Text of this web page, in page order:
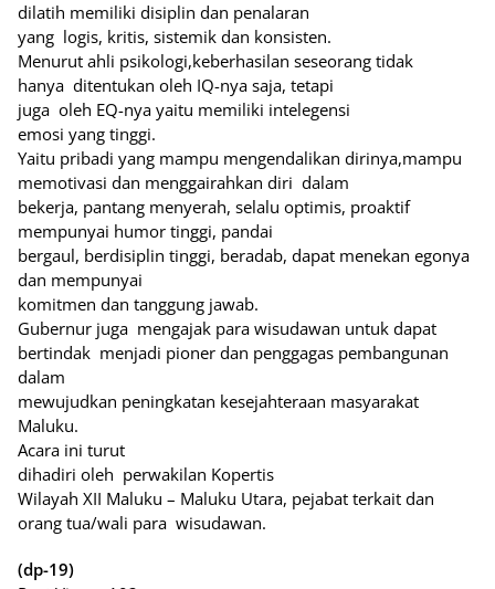
dilatih memiliki disiplin dan penalaran
yang logis, kritis, sistemik dan konsisten.
Menurut ahli psikologi,keberhasilan seseorang tidak
hanya ditentukan oleh IQ-nya saja, tetapi
juga oleh EQ-nya yaitu memiliki intelegensi
emosi yang tinggi.
Yaitu pribadi yang mampu mengendalikan dirinya,mampu
memotivasi dan menggairahkan diri dalam
bekerja, pantang menyerah, selalu optimis, proaktif
mempunyai humor tinggi, pandai
bergaul, berdisiplin tinggi, beradab, dapat menekan egonya
dan mempunyai
komitmen dan tanggung jawab.
Gubernur juga mengajak para wisudawan untuk dapat
bertindak menjadi pioner dan penggagas pembangunan
dalam
mewujudkan peningkatan kesejahteraan masyarakat
Maluku.
Acara ini turut
dihadiri oleh perwakilan Kopertis
Wilayah XII Maluku – Maluku Utara, pejabat terkait dan
orang tua/wali para wisudawan.
(dp-19)